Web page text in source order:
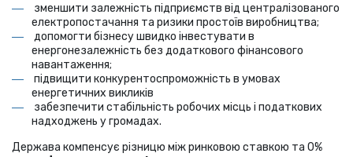
зменшити залежність підприємств від централізованого
електропостачання та ризики простоїв виробництва;
допомогти бізнесу швидко інвестувати в
енергонезалежність без додаткового фінансового
навантаження;
підвищити конкурентоспроможність в умовах
енергетичних викликів
забезпечити стабільність робочих місць і податкових
надходжень у громадах.
Держава компенсує різницю між ринковою ставкою та 0%